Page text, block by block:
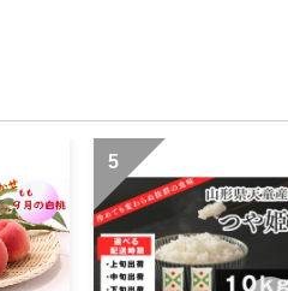
5